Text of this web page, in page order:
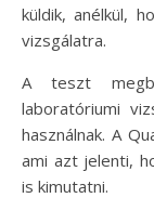
küldik, anélkül,
vizsgálatra.
A teszt
laboratóriumi
használnak. A
ami azt jelenti,
is kimutatni.